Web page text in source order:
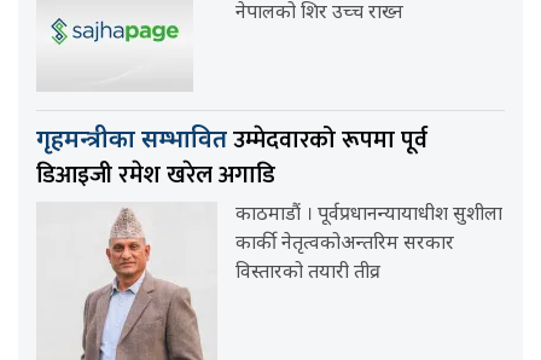
नेपालको शिर उच्च राख्न
गृहमन्त्रीका सम्भावितउम्मेदवारको रूपमा पूर्व
डिआइजी रमेश खरेल अगाडि
काठमाडौं । पूर्वप्रधानन्यायाधीश सुशीला
कार्की नेतृत्वकोअन्तरिम सरकार
विस्तारको तयारी तीव्र